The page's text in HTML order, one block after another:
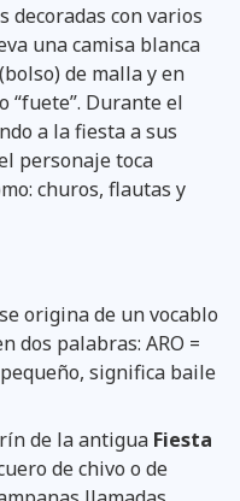
decoradas con varios
una camisa blanca
de malla y en
“fuete”. Durante el
a la fiesta a sus
personaje toca
churos, flautas y
origina de un vocablo
dos palabras: ARO =
significa baile
de la antigua Fiesta
de chivo o de